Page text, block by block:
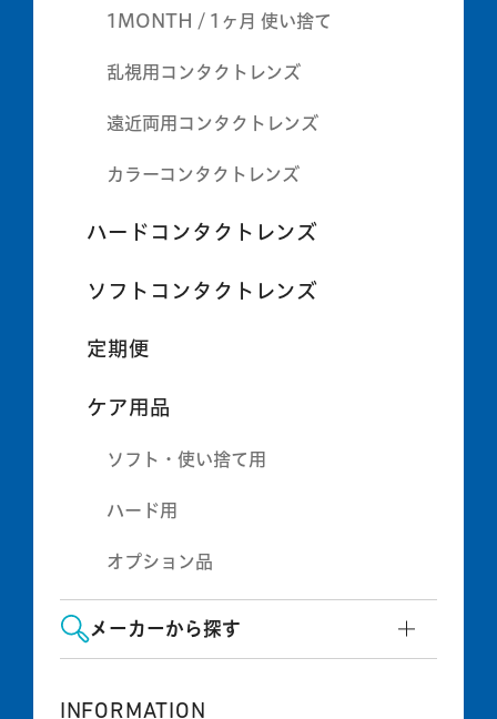
1MONTH / 1ヶ月 使い捨て
乱視用コンタクトレンズ
遠近両用コンタクトレンズ
カラーコンタクトレンズ
ハードコンタクトレンズ
ソフトコンタクトレンズ
定期便
ケア用品
ソフト・使い捨て用
ハード用
オプション品
メーカーから探す
INFORMATION